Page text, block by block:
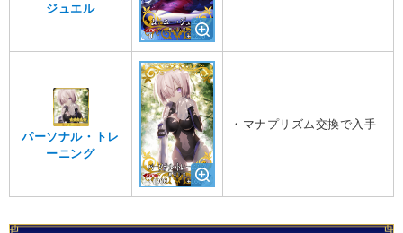
ジュエル
パーソナル・トレ
ーニング
・マナプリズム交換で入手